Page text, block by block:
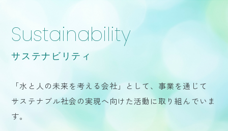
Sustainability
サステナビリティ
「水と人の未来を考える会社」として、事業を通じて
サステナブル社会の実現へ向けた活動に取り組んでいま
す。